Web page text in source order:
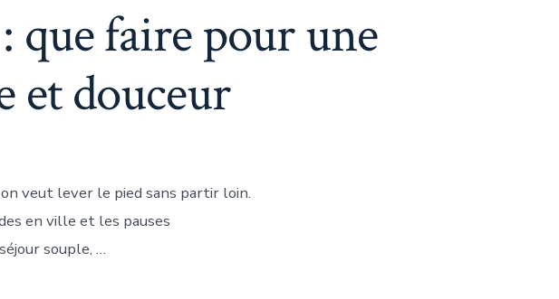
que faire pour une
et douceur
veut lever le pied sans partir loin.
en ville et les pauses
souple, …